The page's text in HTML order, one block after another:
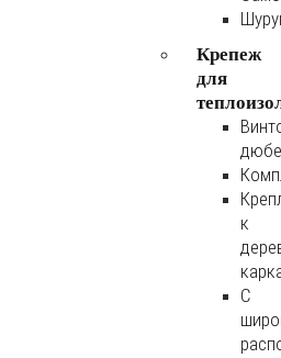
Крепеж
для
к
С